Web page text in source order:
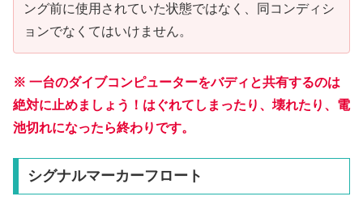
ング前に使用されていた状態ではなく、同コンディシ
ョンでなくてはいけません。
※ 一台のダイブコンピューターをバディと共有するのは
絶対に止めましょう！ はぐれてしまったり、壊れたり、電
池切れになったら終わりです。
シグナルマーカーフロート